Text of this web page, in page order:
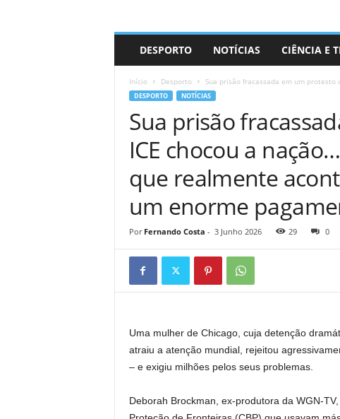
r
DESPORTO NOTÍCIAS CIÊNCIA E
Início Desporto Sua prisão fracassada em um protesto
DESPORTO NOTÍCIAS
Sua prisão
ICE chocou a
que realmente
um enorme
Por Fernando Costa - 3 Junho 2026 29 0
Uma mulher de Chicago, cuja detenção
atraiu a atenção mundial, rejeitou
– e exigiu milhões pelos seus problemas.
Deborah Brockman, ex-produtora da WGN-